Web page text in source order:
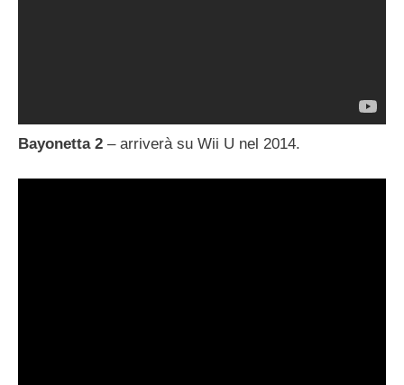
Bayonetta 2 – arriverà su Wii U nel 2014.